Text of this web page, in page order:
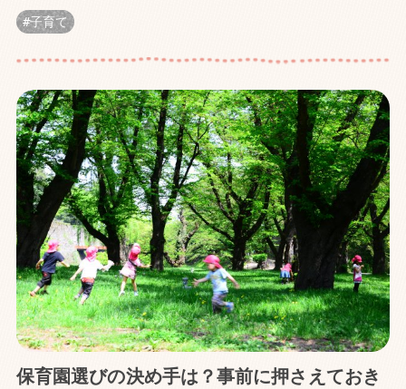
子育て
保育園選びの決め手は？事前に押さえておき